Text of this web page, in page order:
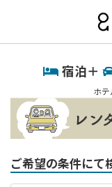
宿泊＋
ホ
ご希望の条件にて